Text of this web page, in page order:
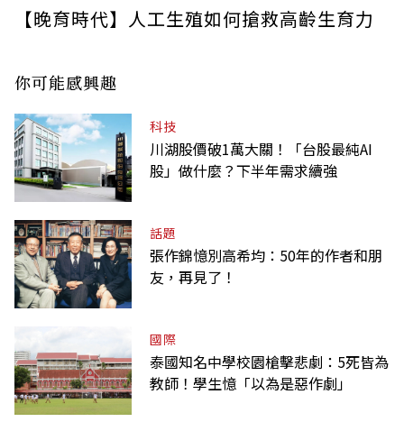
【晚育時代】人工生殖如何搶救高齡生育力
你可能感興趣
科技
川湖股價破1萬大關！「台股最純AI
股」做什麼？下半年需求續強
話題
張作錦憶別高希均：50年的作者和朋
友，再見了！
國際
泰國知名中學校園槍擊悲劇：5死皆為
教師！學生憶「以為是惡作劇」